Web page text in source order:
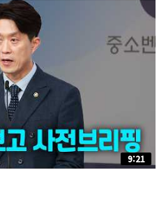
9:21